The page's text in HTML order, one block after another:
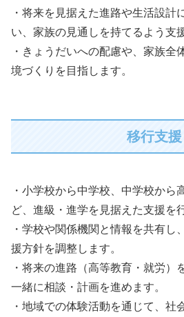
・将来を見据えた進路や生活設計
い、家族の見通しを持てるよう支
・きょうだいへの配慮や、家族全
境づくりを目指します。
移行支援
・小学校から中学校、中学校から
ど、進級・進学を見据えた支援を
・学校や関係機関と情報を共有し
援方針を調整します。
・将来の進路（高等教育・就労）
一緒に相談・計画を進めます。
・地域での体験活動を通じて、社